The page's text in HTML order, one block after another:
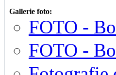
Gallerie foto:
FOTO -
FOTO -